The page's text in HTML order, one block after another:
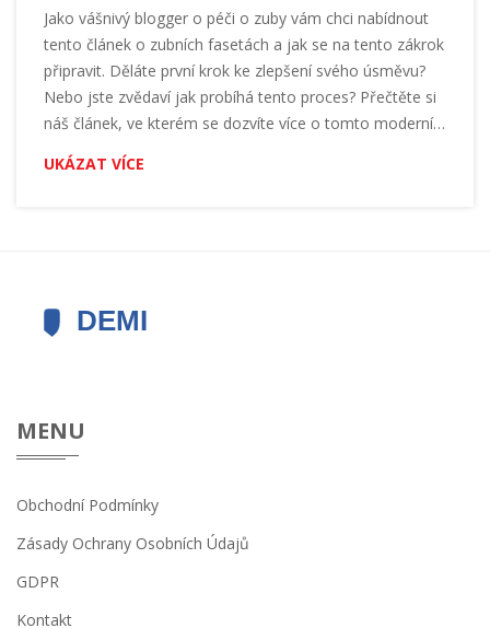
Jako vášnivý blogger o péči o zuby vám chci nabídnout
tento článek o zubních fasetách a jak se na tento zákrok
připravit. Děláte první krok ke zlepšení svého úsměvu?
Nebo jste zvědaví jak probíhá tento proces? Přečtěte si
náš článek, ve kterém se dozvíte více o tomto moderním
kosmetickém stomatologickém zákroku. Chci vám
pomoci rozhodnout se a adekvátně se připravit na tuto
UKÁZAT VÍCE
MENU
Obchodní Podmínky
Zásady Ochrany Osobních Údajů
GDPR
Kontakt